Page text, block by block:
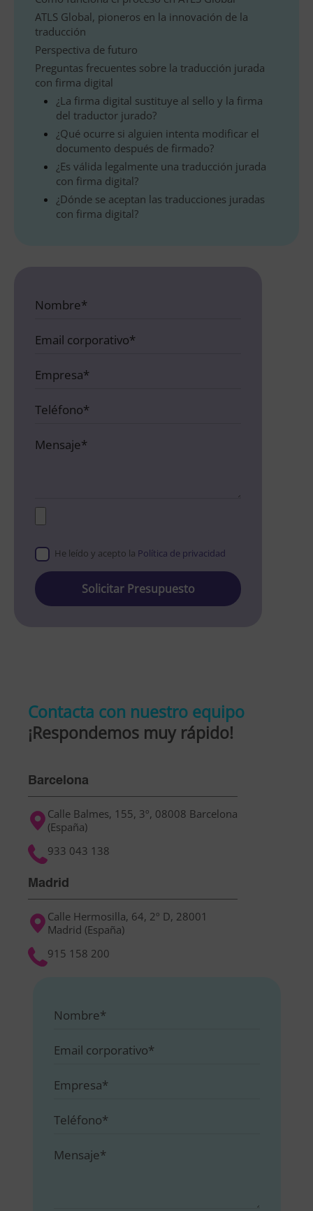
ATLS Global, pioneros en la innovación de la
traducción
Perspectiva de futuro
Preguntas frecuentes sobre la traducción jurada
con firma digital
¿La firma digital sustituye al sello y la firma
del traductor jurado?
¿Qué ocurre si alguien intenta modificar el
documento después de firmado?
¿Es válida legalmente una traducción jurada
con firma digital?
¿Dónde se aceptan las traducciones juradas
con firma digital?
He leído y acepto la Política de privacidad
Please
leave
this
Contacta con nuestro equipo
¡Respondemos muy rápido!
Barcelona
Calle Balmes, 155, 3º, 08008 Barcelona
(España)
933 043 138
Madrid
Calle Hermosilla, 64, 2º D, 28001
Madrid (España)
915 158 200